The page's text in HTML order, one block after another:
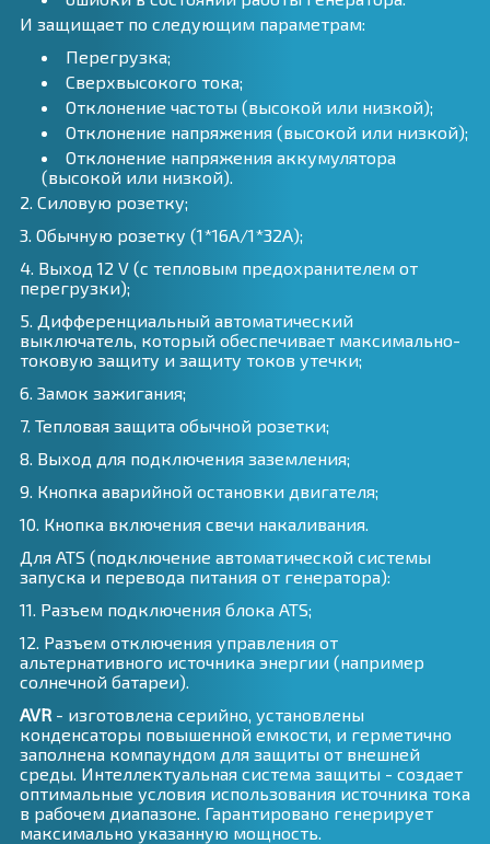
И защищает по следующим параметрам:
Перегрузка;
Сверхвысокого тока;
Отклонение частоты (высокой или низкой);
Отклонение напряжения (высокой или низкой);
Отклонение напряжения аккумулятора
(высокой или низкой).
2. Силовую розетку;
3. Обычную розетку (1*16А/1*32А);
4. Выход 12 V (с тепловым предохранителем от
перегрузки);
5. Дифференциальный автоматический
выключатель, который обеспечивает максимально-
токовую защиту и защиту токов утечки;
6. Замок зажигания;
7. Тепловая защита обычной розетки;
8. Выход для подключения заземления;
9. Кнопка аварийной остановки двигателя;
10. Кнопка включения свечи накаливания.
Для ATS (подключение автоматической системы
запуска и перевода питания от генератора):
11. Разъем подключения блока ATS;
12. Разъем отключения управления от
альтернативного источника энергии (например
солнечной батареи).
AVR - изготовлена серийно, установлены
конденсаторы повышенной емкости, и герметично
заполнена компаундом для защиты от внешней
среды. Интеллектуальная система защиты - создает
оптимальные условия использования источника тока
в рабочем диапазоне. Гарантировано генерирует
максимально указанную мощность.